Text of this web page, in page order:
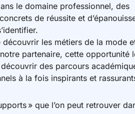
le domaine professionnel, des
de réussite et
découvrir les métiers de la mode
partenaire, cette opportunité
des parcours
à la fois inspirants et
» que l’on peut retrouver